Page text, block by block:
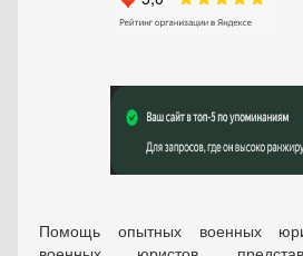
Помощь опытных военных